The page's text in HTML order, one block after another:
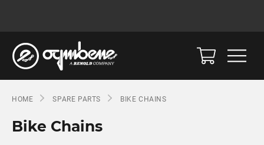
HOME SPARE PARTS BIKE CHAINS
Bike Chains